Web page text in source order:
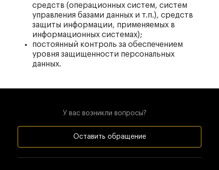
средств (операционных систем, систем
управления базами данных и т.п.), средств
защиты информации, применяемых в
информационных системах);
постоянный контроль за обеспечением
уровня защищенности персональных
данных.
У вас возникли вопросы?
Оставить обращение